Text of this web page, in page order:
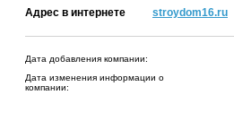
Адрес в интернете
stroydom16.ru
Дата добавления компании:
Дата изменения информации о
компании: